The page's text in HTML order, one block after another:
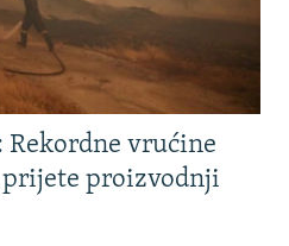
Rekordne vrućine
proizvodnji